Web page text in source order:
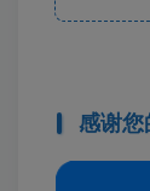
感谢您